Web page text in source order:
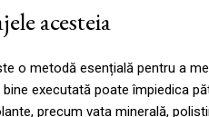
acesteia
o metodă esențială pentru a
executată poate împiedica
precum vata minerală,